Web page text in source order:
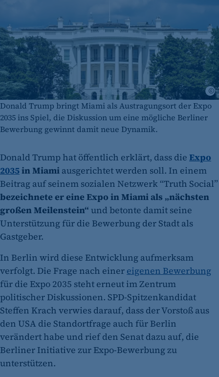
Donald Trump bringt Miami als Austragungsort der Expo
2035 ins Spiel, die Diskussion um eine mögliche Berliner
Bewerbung gewinnt damit neue Dynamik.
Donald Trump hat öffentlich erklärt, dass die Expo
2035in Miami ausgerichtet werden soll. In einem
Beitrag auf seinem sozialen Netzwerk “Truth Social”
bezeichnete er eine Expo in Miami als „nächsten
großen Meilenstein“ und betonte damit seine
Unterstützung für die Bewerbung der Stadt als
Gastgeber.
In Berlin wird diese Entwicklung aufmerksam
verfolgt. Die Frage nach einer eigenen Bewerbung
für die Expo 2035 steht erneut im Zentrum
politischer Diskussionen. SPD‑Spitzenkandidat
Steffen Krach verwies darauf, dass der Vorstoß aus
den USA die Standortfrage auch für Berlin
verändert habe und rief den Senat dazu auf, die
Berliner Initiative zur Expo‑Bewerbung zu
unterstützen.